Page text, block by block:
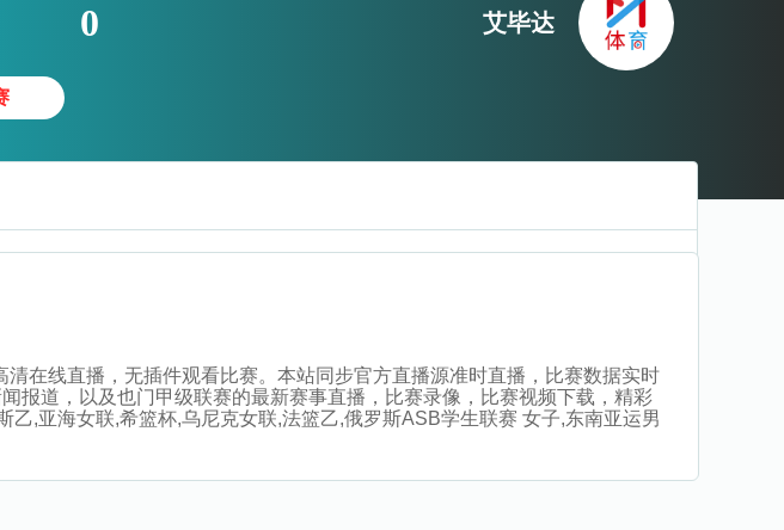
0 艾毕达
在线直播，无插件观看比赛。本站同步官方直播源准时直播，比赛数据实时
报道，以及也门甲级联赛的最新赛事直播，比赛录像，比赛视频下载，精彩
,亚海女联,希篮杯,乌尼克女联,法篮乙,俄罗斯ASB学生联赛 女子,东南亚运男